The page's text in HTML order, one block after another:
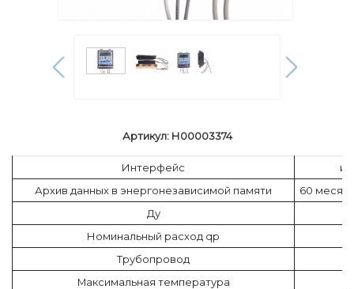
Артикул: Н00003374
Интерфейс
Архив данных в энергонезависимой памяти
60
Ду
Номинальный расход qp
Трубопровод
Максимальная температура